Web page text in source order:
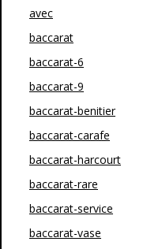
avec
baccarat
baccarat-6
baccarat-9
baccarat-benitier
baccarat-carafe
baccarat-harcourt
baccarat-rare
baccarat-service
baccarat-vase